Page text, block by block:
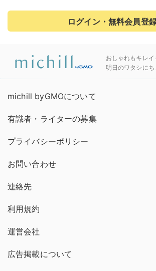
ログイン・無料会員登
おしゃれもキレイ
明日のワタシに
michill byGMOについて
有識者・ライターの募集
プライバシーポリシー
お問い合わせ
連絡先
利用規約
運営会社
広告掲載について